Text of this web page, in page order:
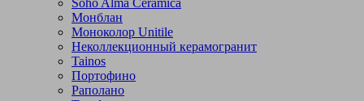
Монблан
Моноколор Unitile
Неколлекционный керамогранит
Tainos
Портофино
Раполано